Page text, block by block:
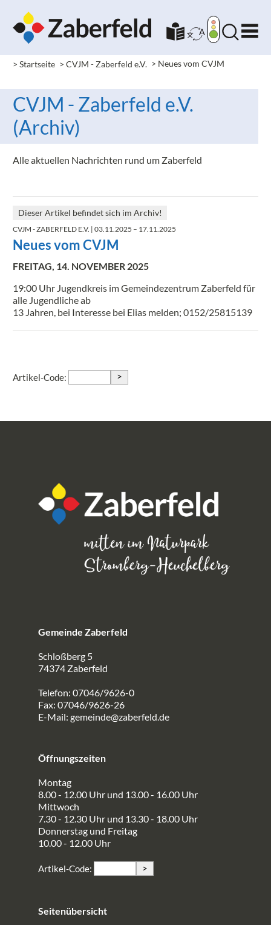
> Startseite > CVJM - Zaberfeld e.V. > Neues vom CVJM
CVJM - Zaberfeld e.V.
(Archiv)
Alle aktuellen Nachrichten rund um Zaberfeld
Dieser Artikel befindet sich im Archiv!
CVJM - ZABERFELD E.V. | 03.11.2025 – 17.11.2025
Neues vom CVJM
FREITAG, 14. NOVEMBER 2025
19:00 Uhr Jugendkreis im Gemeindezentrum Zaberfeld für
alle Jugendliche ab
13 Jahren, bei Interesse bei Elias melden; 0152/25815139
Artikel-Code: >
Gemeinde Zaberfeld
Schloßberg 5
74374 Zaberfeld
Telefon: 07046/9626-0
Fax: 07046/9626-26
E-Mail: gemeinde@zaberfeld.de
Öffnungszeiten
Montag
8.00 - 12.00 Uhr und 13.00 - 16.00 Uhr
Mittwoch
7.30 - 12.30 Uhr und 13.30 - 18.00 Uhr
Donnerstag und Freitag
10.00 - 12.00 Uhr
Artikel-Code: >
Seitenübersicht